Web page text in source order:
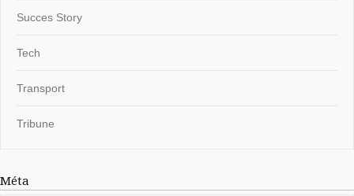
Succes Story
Tech
Transport
Tribune
Méta